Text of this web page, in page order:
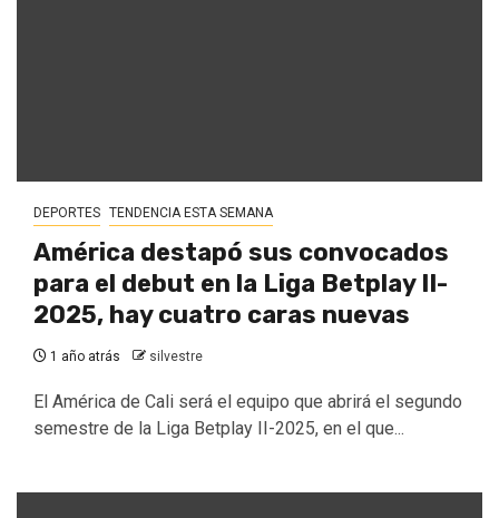
DEPORTES TENDENCIA ESTA SEMANA
América destapó sus convocados
para el debut en la Liga Betplay II-
2025, hay cuatro caras nuevas
1 año atrás silvestre
El América de Cali será el equipo que abrirá el segundo
semestre de la Liga Betplay II-2025, en el que...